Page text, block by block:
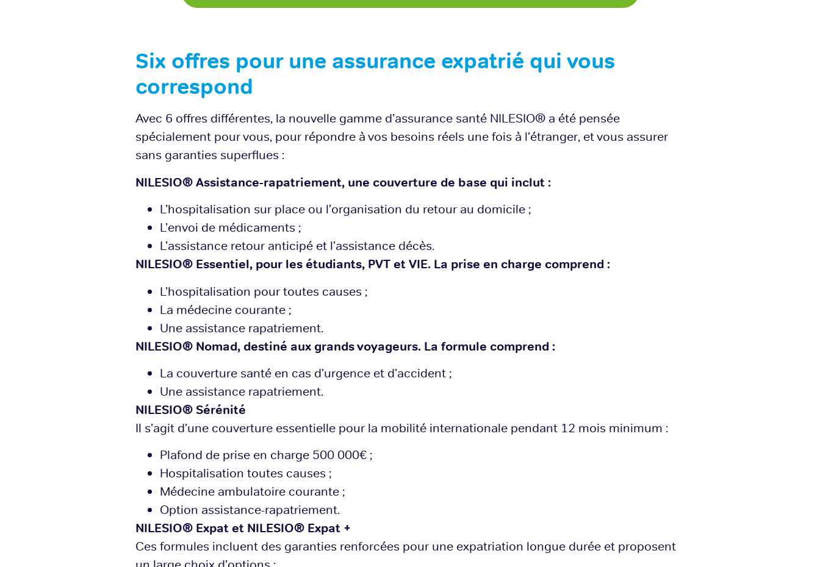
Six offres pour une assurance expatrié qui vous
correspond
Avec 6 offres différentes, la nouvelle gamme d’assurance santé NILESIO® a été pensée
spécialement pour vous, pour répondre à vos besoins réels une fois à l’étranger, et vous assurer
sans garanties superflues :
NILESIO® Assistance-rapatriement, une couverture de base qui inclut :
L’hospitalisation sur place ou l’organisation du retour au domicile ;
L’envoi de médicaments ;
L’assistance retour anticipé et l’assistance décès.
NILESIO® Essentiel, pour les étudiants, PVT et VIE. La prise en charge comprend :
L’hospitalisation pour toutes causes ;
La médecine courante ;
Une assistance rapatriement.
NILESIO® Nomad, destiné aux grands voyageurs. La formule comprend :
La couverture santé en cas d’urgence et d’accident ;
Une assistance rapatriement.
NILESIO® Sérénité
Il s’agit d’une couverture essentielle pour la mobilité internationale pendant 12 mois minimum :
Plafond de prise en charge 500 000€ ;
Hospitalisation toutes causes ;
Médecine ambulatoire courante ;
Option assistance-rapatriement.
NILESIO® Expat et NILESIO® Expat +
Ces formules incluent des garanties renforcées pour une expatriation longue durée et proposent